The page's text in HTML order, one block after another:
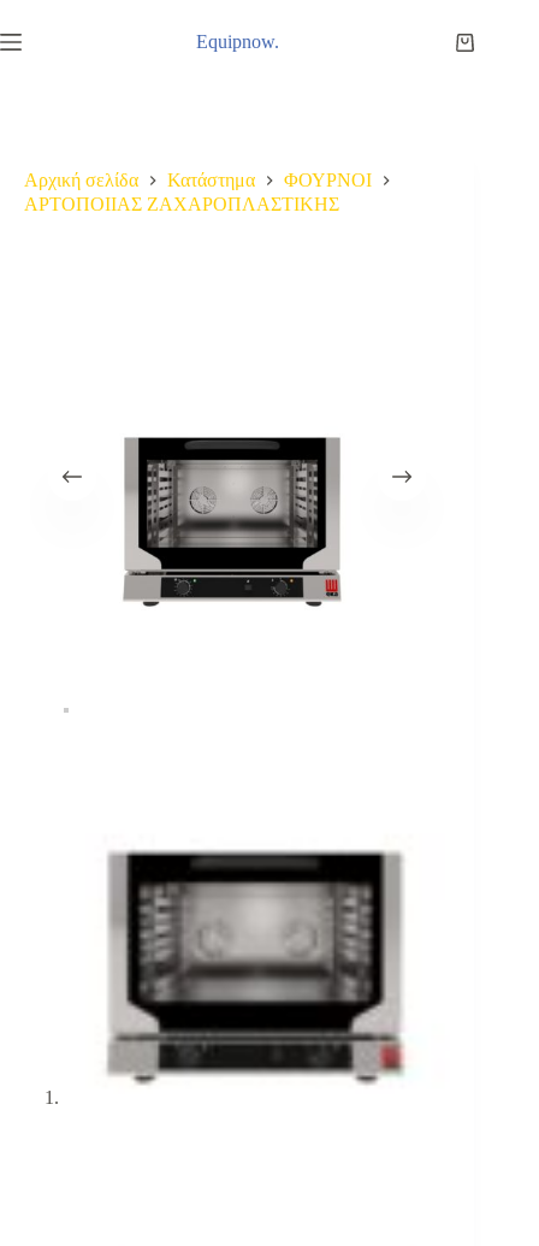
στο
περιεχόμενο
Equipnow.
Καλάθι
Αρχική σελίδα Κατάστημα
ΦΟΥΡΝΟΙ
ΑΡΤΟΠΟΙΙΑΣ ΖΑΧΑΡΟΠΛΑΣΤΙΚΗΣ